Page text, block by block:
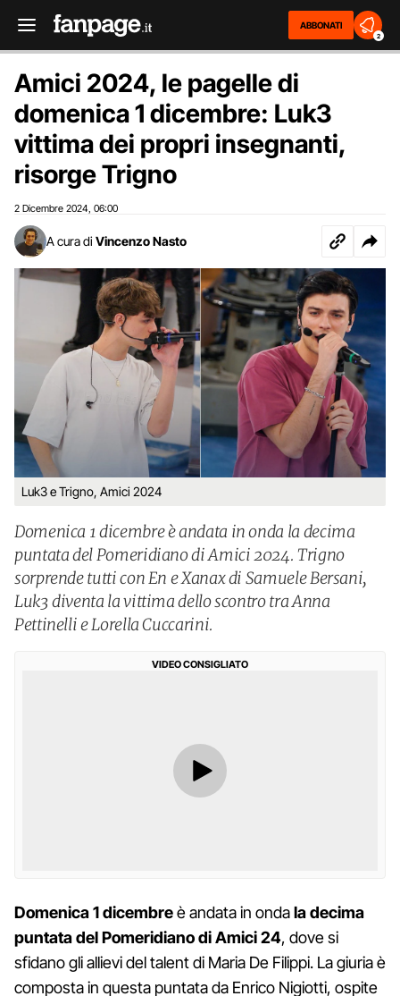
ABBONATI
2
Amici 2024, le pagelle di
domenica 1 dicembre: Luk3
vittima dei propri insegnanti,
risorge Trigno
2 Dicembre 2024 06:00
A cura di Vincenzo Nasto
Luk3 e Trigno, Amici 2024
Domenica 1 dicembre è andata in onda la decima
puntata del Pomeridiano di Amici 2024. Trigno
sorprende tutti con En e Xanax di Samuele Bersani,
Luk3 diventa la vittima dello scontro tra Anna
Pettinelli e Lorella Cuccarini.
VIDEO CONSIGLIATO
Domenica 1 dicembreè andata in ondala decima
puntata del Pomeridiano di Amici 24, dove si
sfidano gli allievi del talent di Maria De Filippi. La giuria è
composta in questa puntata da Enrico Nigiotti, ospite